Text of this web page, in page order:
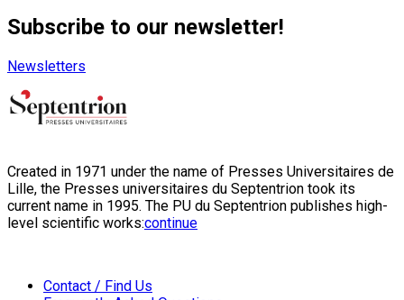
Subscribe to our newsletter!
Newsletters
Created in 1971 under the name of Presses Universitaires de
Lille, the Presses universitaires du Septentrion took its
current name in 1995. The PU du Septentrion publishes high-
level scientific works:continue
Contact / Find Us